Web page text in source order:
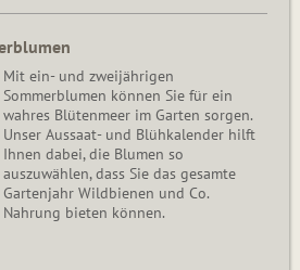
Mit ein- und zweijährigen
Sommerblumen können Sie für ein
wahres Blütenmeer im Garten sorgen.
Unser Aussaat- und Blühkalender hilft
Ihnen dabei, die Blumen so
auszuwählen, dass Sie das gesamte
Gartenjahr Wildbienen und Co.
Nahrung bieten können.